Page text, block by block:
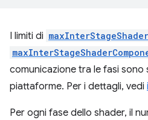
I limiti di
comunicazione tra le fasi
piattaforme. Per i dettagli, vedi
Per ogni fase dello shader, il